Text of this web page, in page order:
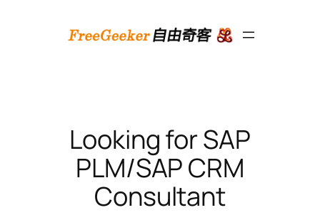
Looking for SAP
PLM/SAP CRM
Consultant